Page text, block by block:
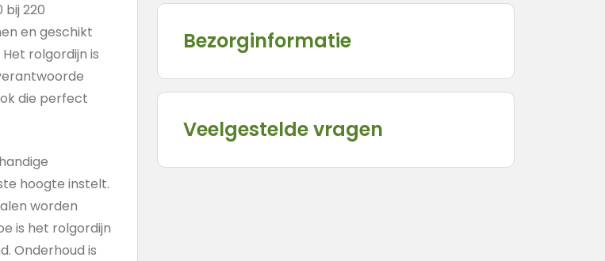
bij 220
en geschikt
rolgordijn is
die perfect
hoogte instelt.
worden
is het rolgordijn
Onderhoud is
Bezorginformatie
Veelgestelde vragen